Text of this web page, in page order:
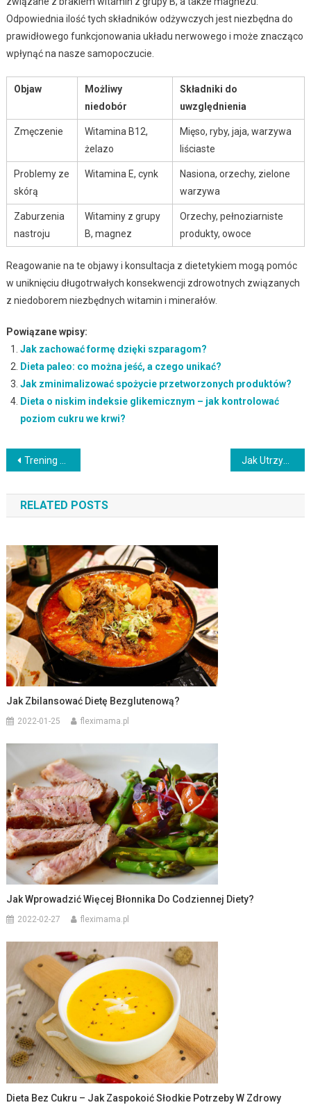
Odpowiednia ilość tych składników odżywczych jest niezbędna do
prawidłowego funkcjonowania układu nerwowego i może znacząco
wpłynąć na nasze samopoczucie.
Objaw
Możliwy
niedobór
Składniki do
uwzględnienia
Zmęczenie
Witamina B12,
żelazo
Mięso, ryby, jaja, warzywa
liściaste
Problemy ze
skórą
Witamina E, cynk
Nasiona, orzechy, zielone
warzywa
Zaburzenia
nastroju
Witaminy z grupy
B, magnez
Orzechy, pełnoziarniste
produkty, owoce
Reagowanie na te objawy i konsultacja z dietetykiem mogą pomóc
w uniknięciu długotrwałych konsekwencji zdrowotnych związanych
z niedoborem niezbędnych witamin i minerałów.
Powiązane wpisy:
Jak zachować formę dzięki szparagom?
Dieta paleo: co można jeść, a czego unikać?
Jak zminimalizować spożycie przetworzonych produktów?
Dieta o niskim indeksie glikemicznym – jak kontrolować
poziom cukru we krwi?
Nawigacja
wpisu
Trening Pilates: Poprawa Postawy i Wzmocnienie Mięśni Jak Utrzymać Motywację do Treningu? 7 Praktycznych Porad
RELATED POSTS
Jak Zbilansować Dietę Bezglutenową?
2022-01-25 fleximama.pl
Jak Wprowadzić Więcej Błonnika Do Codziennej Diety?
2022-02-27 fleximama.pl
Dieta Bez Cukru – Jak Zaspokoić Słodkie Potrzeby W Zdrowy